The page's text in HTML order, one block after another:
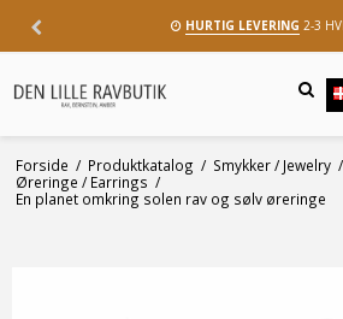
HURTIG LEVERING 2-3
Forside / Produktkatalog / Smykker / Jewelry /
Øreringe / Earrings /
En planet omkring solen rav og sølv øreringe